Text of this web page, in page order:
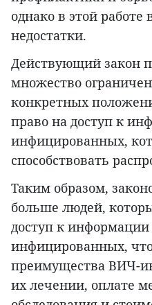
однако в этой работе
недостатки.
Действующий закон
множество
конкретных
право на доступ к
инфицированных,
способствовать
Таким образом,
больше людей,
доступ к
инфицированных,
преимущества ВИЧ-
их лечении, оплате